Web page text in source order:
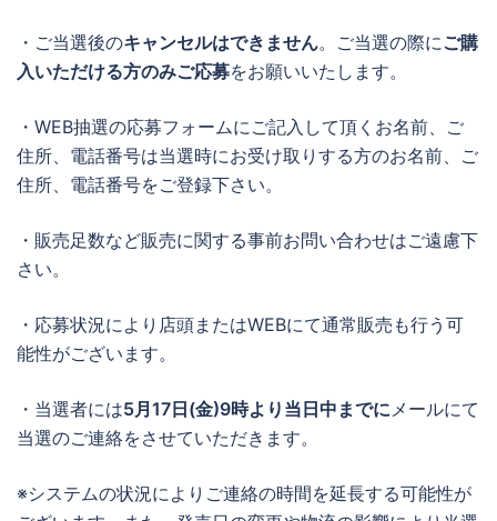
・ご当選後のキャンセルはできません。ご当選の際にご購
入いただける方のみご応募をお願いいたします。
・WEB抽選の応募フォームにご記入して頂くお名前、ご
住所、電話番号は当選時にお受け取りする方のお名前、ご
住所、電話番号をご登録下さい。
・販売足数など販売に関する事前お問い合わせはご遠慮下
さい。
・応募状況により店頭またはWEBにて通常販売も行う可
能性がございます。
・当選者には5月17日(金)9時より当日中までにメールにて
当選のご連絡をさせていただきます。
※システムの状況によりご連絡の時間を延長する可能性が